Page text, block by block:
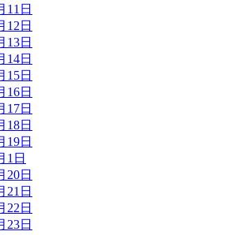
11日
12日
13日
14日
15日
16日
17日
18日
19日
1日
20日
21日
22日
23日